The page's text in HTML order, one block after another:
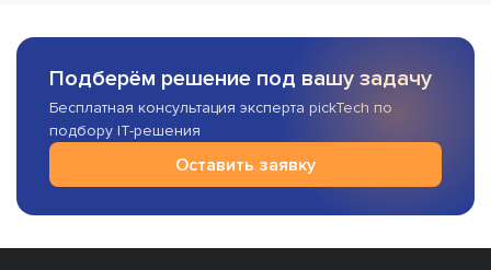
Подберём решение под вашу задачу
Бесплатная консультация эксперта pickTech по
подбору IT-решения
Оставить заявку